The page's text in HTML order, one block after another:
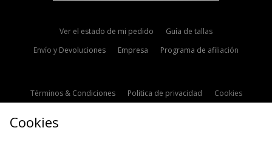
Ver el estado de mi pedido
Guía de tallas
Envío y Devoluciones
Empresa Programa de afiliación
Términos & Condiciones Politica de privacidad
Cookies
Cookies